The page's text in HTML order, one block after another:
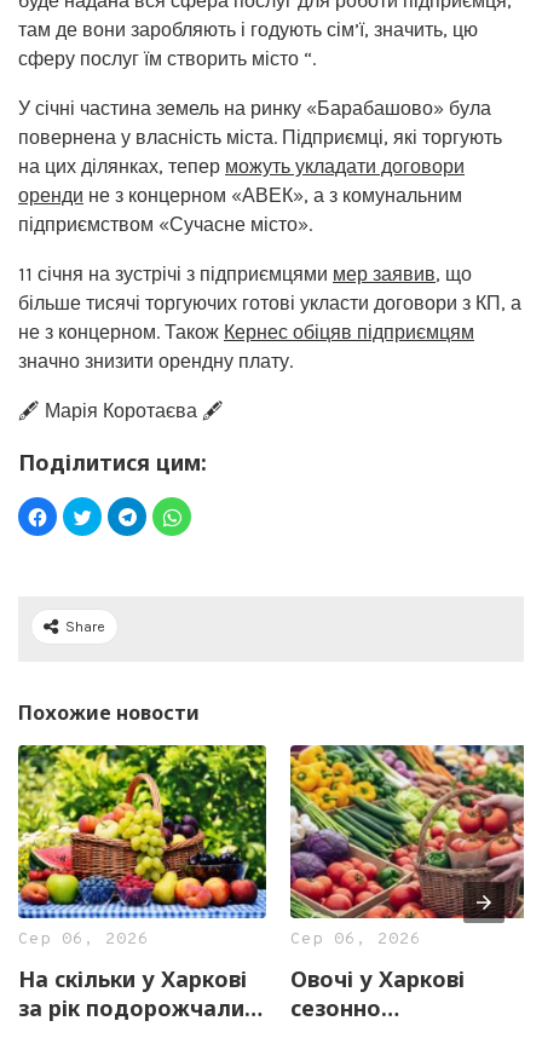
там де вони заробляють і годують сім’ї, значить, цю
сферу послуг їм створить місто “.
У січні частина земель на ринку «Барабашово» була
повернена у власність міста. Підприємці, які торгують
на цих ділянках, тепер можуть укладати договори
оренди не з концерном «АВЕК», а з комунальним
підприємством «Сучасне місто».
11 січня на зустрічі з підприємцями мер заявив, що
більше тисячі торгуючих готові укласти договори з КП, а
не з концерном. Також Кернес обіцяв підприємцям
значно знизити орендну плату.
🖋️ Марія Коротаєва 🖋️
Поділитися цим:
Share
Похожие новости
Сер 06, 2026
На скільки у Харкові
за рік подорожчали
Сер 06, 2026
Овочі у Харкові
сезонно